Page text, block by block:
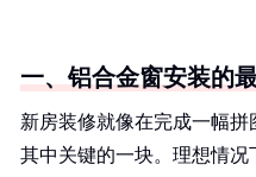
一、铝合金窗安装的
新房装修就像在完成一幅
其中关键的一块。理想情